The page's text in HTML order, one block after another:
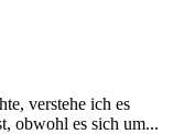
verstehe ich es
obwohl es sich um...